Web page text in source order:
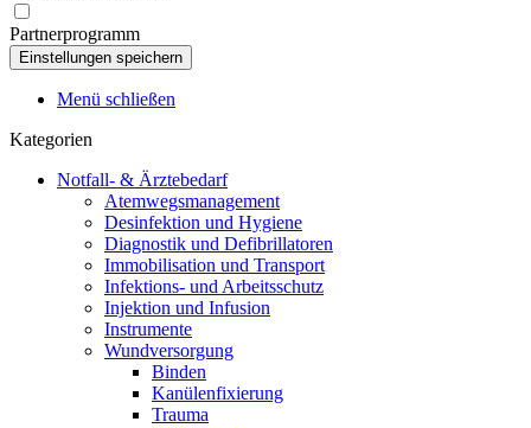
Partnerprogramm
Menü schließen
Kategorien
Notfall- & Ärztebedarf
Atemwegsmanagement
Desinfektion und Hygiene
Diagnostik und Defibrillatoren
Immobilisation und Transport
Infektions- und Arbeitsschutz
Injektion und Infusion
Instrumente
Wundversorgung
Binden
Kanülenfixierung
Trauma